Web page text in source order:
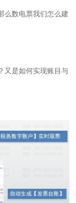
么数电票我们怎么建
又是如何实现账目与